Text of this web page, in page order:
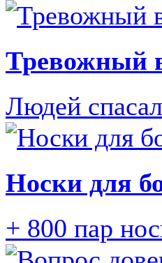
Тревожный
Людей
Носки для
+ 800 пар